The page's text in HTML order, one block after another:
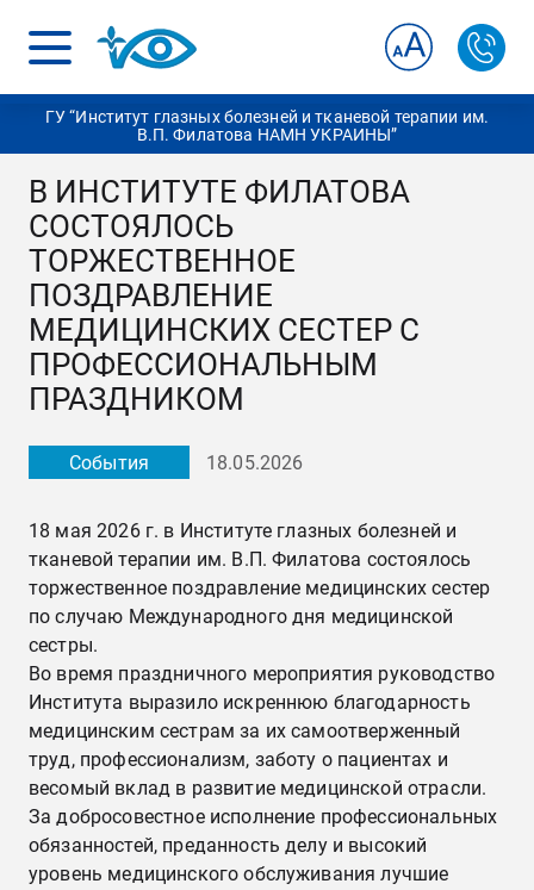
ГУ “Институт глазных болезней и тканевой терапии им.
В.П. Филатова НАМН УКРАИНЫ”
В ИНСТИТУТЕ ФИЛАТОВА
СОСТОЯЛОСЬ
ТОРЖЕСТВЕННОЕ
ПОЗДРАВЛЕНИЕ
МЕДИЦИНСКИХ СЕСТЕР С
ПРОФЕССИОНАЛЬНЫМ
ПРАЗДНИКОМ
События 18.05.2026
18 мая 2026 г. в Институте глазных болезней и
тканевой терапии им. В.П. Филатова состоялось
торжественное поздравление медицинских сестер
по случаю Международного дня медицинской
сестры.
Во время праздничного мероприятия руководство
Института выразило искреннюю благодарность
медицинским сестрам за их самоотверженный
труд, профессионализм, заботу о пациентах и ​​
весомый вклад в развитие медицинской отрасли.
За добросовестное исполнение профессиональных
обязанностей, преданность делу и высокий
уровень медицинского обслуживания лучшие